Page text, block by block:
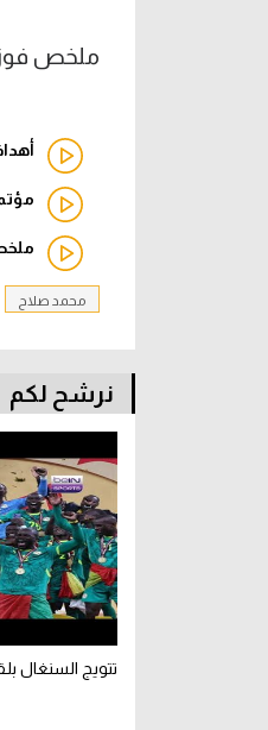
ملخص فوز مصر
ملخص
محمد صلاح
نرشح لكم
تتويج السنغال